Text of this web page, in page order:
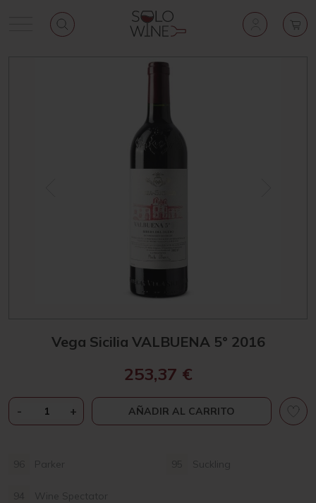
Vega Sicilia VALBUENA 5° 2016
Parker Suckling
Wine Spectator
253,37 €
-VEGA
SICILIA
2016
+ AÑADIR AL CARRITO